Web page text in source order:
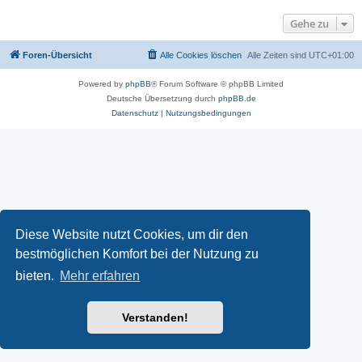
Diese Website nutzt Cookies, um dir den
bestmöglichen Komfort bei der Nutzung zu
bieten. Mehr erfahren
Verstanden!
Gehe zu
Foren-Übersicht Alle Zeiten sind UTC+01:00
Alle Cookies löschen
Powered by phpBB® Forum Software © phpBB Limited
Deutsche Übersetzung durch phpBB.de
Datenschutz| Nutzungsbedingungen